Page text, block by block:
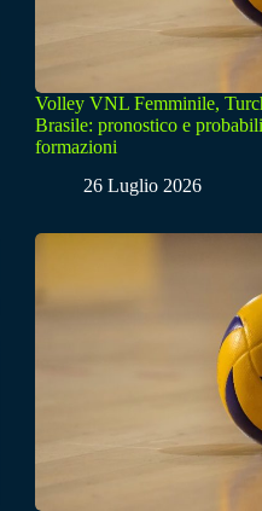
Volley VNL Femminile,
Brasile: pronostico e probabili
formazioni
26 Luglio 2026